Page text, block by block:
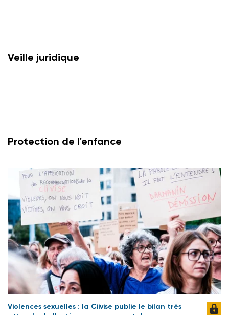
Veille juridique
Protection de l'enfance
Violences sexuelles : la Ciivise publie le bilan très